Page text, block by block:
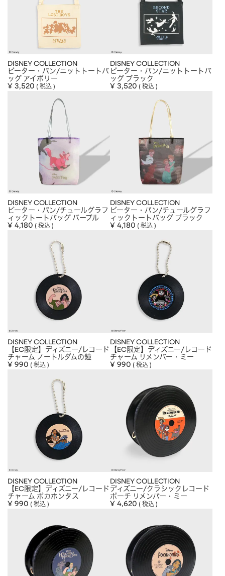
FASHION ファッション
雑貨
MOBILE モバイル
ACCESSORYアクセサリー
DISNEY COLLECTION
ピーター・パン/ニットトートバ
ッグ アイボリー
¥ 3,520 税込
DISNEY COLLECTION
ピーター・パン/ニットトートバ
ッグ ブラック
¥ 3,520 税込
DISNEY COLLECTION
ピーター・パン/チュールグラフ
ィックトートバッグ パープル
¥ 4,180 税込
DISNEY COLLECTION
ピーター・パン/チュールグラフ
ィックトートバッグ ブラック
¥ 4,180 税込
DISNEY COLLECTION
【EC限定】ディズニー/レコード
チャーム ノートルダムの鐘
¥ 990 税込
DISNEY COLLECTION
【EC限定】ディズニー/レコード
チャーム リメンバー・ミー
¥ 990 税込
DISNEY COLLECTION
【EC限定】ディズニー/レコード
チャーム ポカホンタス
¥ 990 税込
DISNEY COLLECTION
ディズニー/クラシックレコード
ポーチ リメンバー・ミー
¥ 4,620 税込